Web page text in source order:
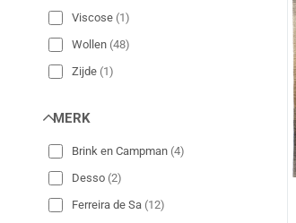
Viscose (1)
Wollen (48)
Zijde (1)
MERK
Brink en Campman (4)
Desso (2)
Ferreira de Sa (12)